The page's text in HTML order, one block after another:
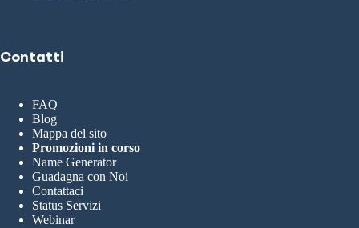
Contatti
FAQ
Blog
Mappa del sito
Promozioni in corso
Name Generator
Guadagna con Noi
Contattaci
Status Servizi
Webinar